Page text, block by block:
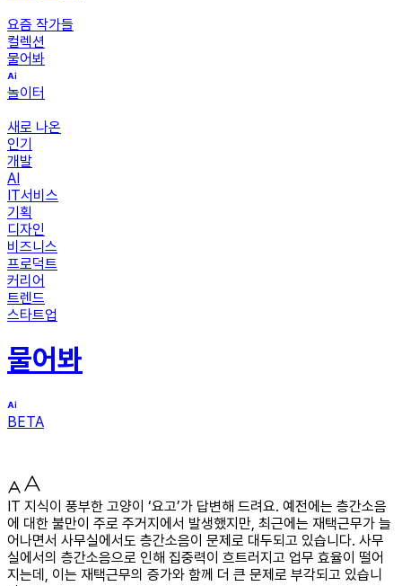
요즘 작가들
컬렉션
물어봐
놀이터
새로 나온
인기
개발
AI
IT서비스
기획
디자인
비즈니스
프로덕트
커리어
트렌드
스타트업
물어봐
BETA
IT 지식이 풍부한 고양이 ‘요고’가 답변해 드려요. 예전에는 층간소음
에 대한 불만이 주로 주거지에서 발생했지만, 최근에는 재택근무가 늘
어나면서 사무실에서도 층간소음이 문제로 대두되고 있습니다. 사무
실에서의 층간소음으로 인해 집중력이 흐트러지고 업무 효율이 떨어
지는데, 이는 재택근무의 증가와 함께 더 큰 문제로 부각되고 있습니